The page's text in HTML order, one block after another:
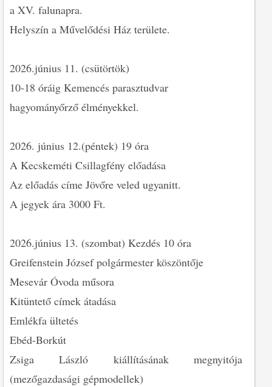
a XV. falunapra.
Helyszín a Művelődési Ház területe.
2026.június 11. (csütörtök)
10-18 óráig Kemencés parasztudvar
hagyományőrző élményekkel.
2026. június 12.(péntek) 19 óra
A Kecskeméti Csillagfény előadása
Az előadás címe Jövőre veled ugyanitt.
A jegyek ára 3000 Ft.
2026.június 13. (szombat) Kezdés 10 óra
Greifenstein József polgármester köszöntője
Mesevár Óvoda műsora
Kitüntető címek átadása
Emlékfa ültetés
Ebéd-Borkút
Zsiga László kiállításának megnyitója
(mezőgazdasági gépmodellek)